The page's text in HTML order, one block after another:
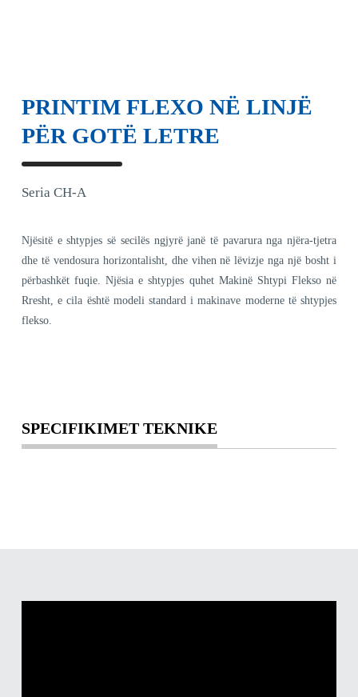
PRINTIM FLEXO NË LINJË
PËR GOTË LETRE
Seria CH-A
Njësitë e shtypjes së secilës ngjyrë janë të pavarura nga njëra-tjetra
dhe të vendosura horizontalisht, dhe vihen në lëvizje nga një bosht i
përbashkët fuqie. Njësia e shtypjes quhet Makinë Shtypi Flekso në
Rresht, e cila është modeli standard i makinave moderne të shtypjes
flekso.
SPECIFIKIMET TEKNIKE